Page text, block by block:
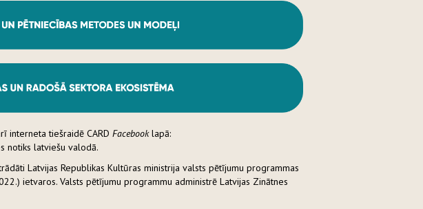
interneta tiešraidē CARD Facebooklapā:
notiks latviešu valodā.
Latvijas Republikas Kultūras ministrija valsts pētījumu programmas
ietvaros. Valsts pētījumu programmu administrē Latvijas Zinātnes